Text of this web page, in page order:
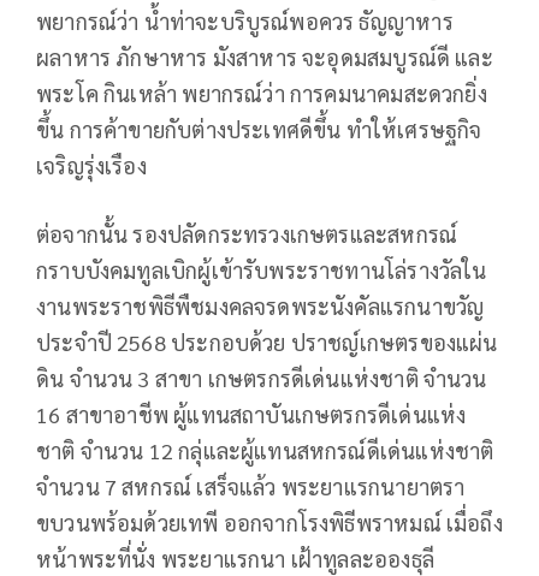
พยากรณ์ว่า น้ำท่าจะบริบูรณ์พอควร ธัญญาหาร
ผลาหาร ภักษาหาร มังสาหาร จะอุดมสมบูรณ์ดี และ
พระโค กินเหล้า พยากรณ์ว่า การคมนาคมสะดวกยิ่ง
ขึ้น การค้าขายกับต่างประเทศดีขึ้น ทำให้เศรษฐกิจ
เจริญรุ่งเรือง
ต่อจากนั้น รองปลัดกระทรวงเกษตรและสหกรณ์
กราบบังคมทูลเบิกผู้เข้ารับพระราชทานโล่รางวัลใน
งานพระราชพิธีพืชมงคลจรดพระนังคัลแรกนาขวัญ
ประจำปี 2568 ประกอบด้วย ปราชญ์เกษตรของแผ่น
ดิน จำนวน 3 สาขา เกษตรกรดีเด่นแห่งชาติ จำนวน
16 สาขาอาชีพ ผู้แทนสถาบันเกษตรกรดีเด่นแห่ง
ชาติ จำนวน 12 กลุ่และผู้แทนสหกรณ์ดีเด่นแห่งชาติ
จำนวน 7 สหกรณ์ เสร็จแล้ว พระยาแรกนายาตรา
ขบวนพร้อมด้วยเทพี ออกจากโรงพิธีพราหมณ์ เมื่อถึง
หน้าพระที่นั่ง พระยาแรกนา เฝ้าทูลละอองธุลี